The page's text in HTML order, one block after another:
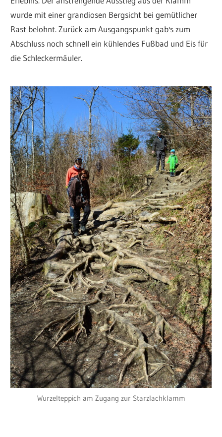
wurde mit einer grandiosen Bergsicht bei gemütlicher
Rast belohnt. Zurück am Ausgangspunkt gab's zum
Abschluss noch schnell ein kühlendes Fußbad und Eis für
die Schleckermäuler.
Wurzelteppich am Zugang zur Starzlachklamm